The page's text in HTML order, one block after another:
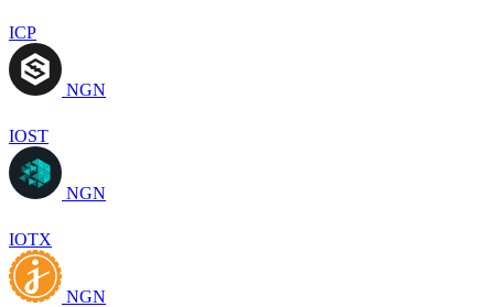
ICP
NGN
IOST
NGN
IOTX
NGN